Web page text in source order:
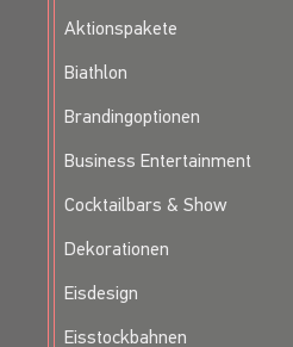
Aktionspakete
Biathlon
Brandingoptionen
Business Entertainment
Cocktailbars & Show
Dekorationen
Eisdesign
Eisstockbahnen